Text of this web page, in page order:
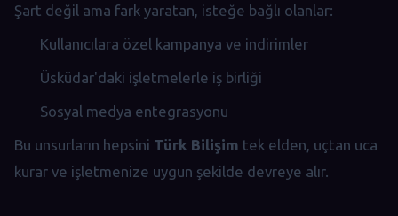
Şart değil ama fark yaratan, isteğe bağlı olanlar:
Kullanıcılara özel kampanya ve indirimler
Üsküdar'daki işletmelerle iş birliği
Sosyal medya entegrasyonu
Bu unsurların hepsini Türk Bilişim tek elden, uçtan uca
kurar ve işletmenize uygun şekilde devreye alır.